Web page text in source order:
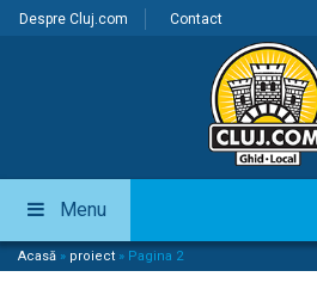
Despre Cluj.com Contact
Menu
Acasă » proiect » Pagina 2